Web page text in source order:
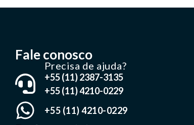
Fale conosco
Precisa de ajuda?
+55 (11) 2387-3135
+55 (11) 4210-0229
+55 (11) 4210-0229